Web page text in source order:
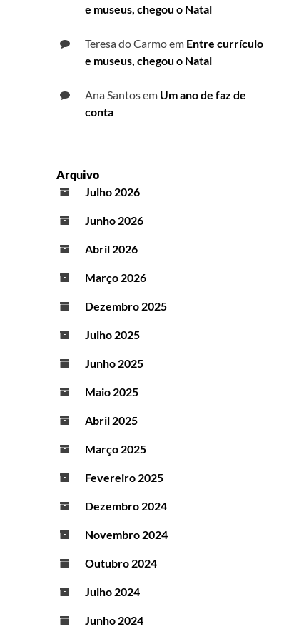
e museus, chegou o Natal
Teresa do Carmoem Entre currículo
e museus, chegou o Natal
Ana Santosem Um ano de faz de
conta
Arquivo
Julho 2026
Junho 2026
Abril 2026
Março 2026
Dezembro 2025
Julho 2025
Junho 2025
Maio 2025
Abril 2025
Março 2025
Fevereiro 2025
Dezembro 2024
Novembro 2024
Outubro 2024
Julho 2024
Junho 2024